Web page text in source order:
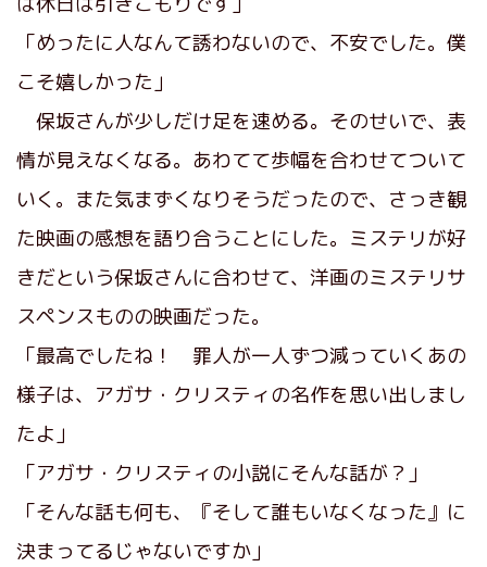
「めったに人なんて誘わないので、不安でした。僕
こそ嬉しかった」
保坂さんが少しだけ足を速める。そのせいで、表
情が見えなくなる。あわてて歩幅を合わせてついて
いく。また気まずくなりそうだったので、さっき観
た映画の感想を語り合うことにした。ミステリが好
きだという保坂さんに合わせて、洋画のミステリサ
スペンスものの映画だった。
「最高でしたね！ 罪人が一人ずつ減っていくあの
様子は、アガサ・クリスティの名作を思い出しまし
たよ」
「アガサ・クリスティの小説にそんな話が？」
「そんな話も何も、『そして誰もいなくなった』に
決まってるじゃないですか」